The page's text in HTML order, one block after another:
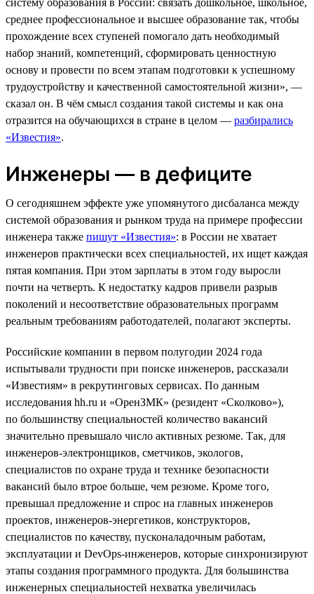
среднее профессиональное и высшее образование так, чтобы
прохождение всех ступеней помогало дать необходимый
набор знаний, компетенций, сформировать ценностную
основу и провести по всем этапам подготовки к успешному
трудоустройству и качественной самостоятельной жизни», —
сказал он. В чём смысл создания такой системы и как она
отразится на обучающихся в стране в целом — разбирались
«Известия».
Инженеры — в дефиците
О сегодняшнем эффекте уже упомянутого дисбаланса между
системой образования и рынком труда на примере профессии
инженера также пишут «Известия»: в России не хватает
инженеров практически всех специальностей, их ищет каждая
пятая компания. При этом зарплаты в этом году выросли
почти на четверть. К недостатку кадров привели разрыв
поколений и несоответствие образовательных программ
реальным требованиям работодателей, полагают эксперты.
Российские компании в первом полугодии 2024 года
испытывали трудности при поиске инженеров, рассказали
«Известиям» в рекрутинговых сервисах. По данным
исследования hh.ru и «ОренЗМК» (резидент «Сколково»),
по большинству специальностей количество вакансий
значительно превышало число активных резюме. Так, для
инженеров-электронщиков, сметчиков, экологов,
специалистов по охране труда и технике безопасности
вакансий было втрое больше, чем резюме. Кроме того,
превышал предложение и спрос на главных инженеров
проектов, инженеров-энергетиков, конструкторов,
специалистов по качеству, пусконаладочным работам,
эксплуатации и DevOps-инженеров, которые синхронизируют
этапы создания программного продукта. Для большинства
инженерных специальностей нехватка увеличилась